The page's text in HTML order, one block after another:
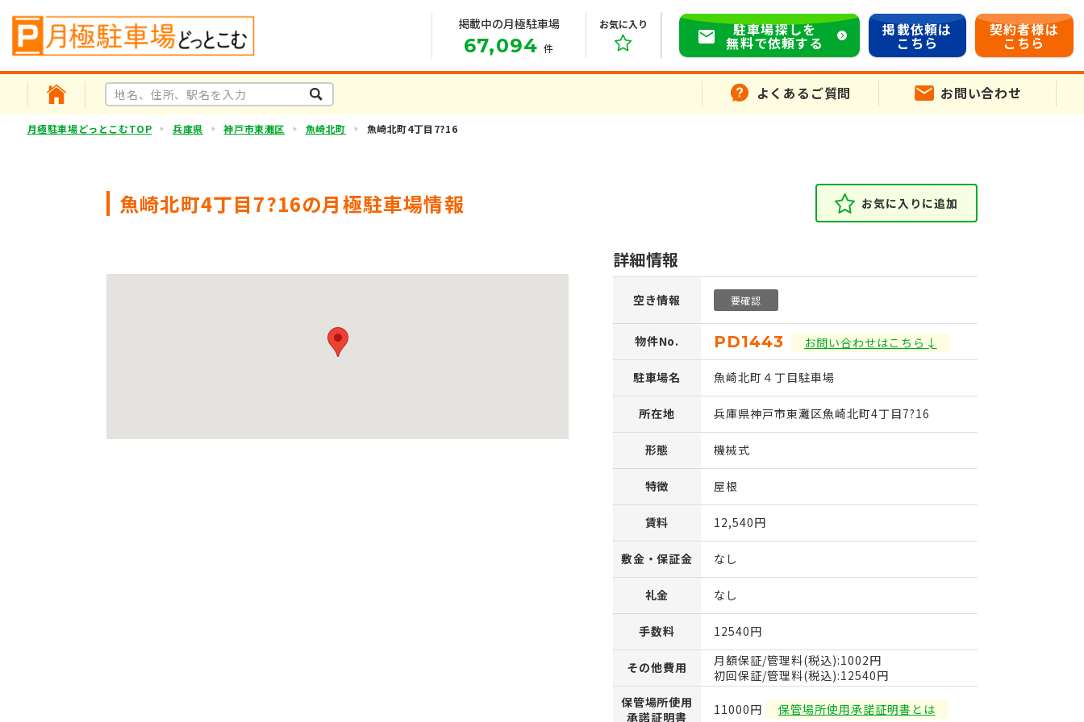
掲載中の月極駐車場
67,094 件
お気に入り 駐車場探しを
無料で依頼する
掲載依頼は
こちら
契約者様は
こちら
よくあるご質問 お問い合わせ
月極駐車場どっとこむTOP 兵庫県 神戸市東灘区 魚崎北町 魚崎北町4丁目7?16
魚崎北町4丁目7?16の月極駐車場情報 お気に入りに追加
詳細情報
空き情報 要確認
物件No. PD1443 お問い合わせはこちら↓
駐車場名 魚崎北町４丁目駐車場
所在地 兵庫県神戸市東灘区魚崎北町4丁目7?16
形態 機械式
特徴 屋根
賃料 12,540円
敷金・保証金 なし
礼金 なし
手数料 12540円
その他費用
月額保証/管理料(税込):1002円
初回保証/管理料(税込):12540円
保管場所使用
承諾証明書
11000円 保管場所使用承諾証明書とは